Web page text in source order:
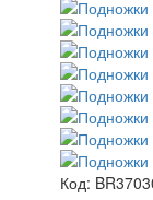
Код: